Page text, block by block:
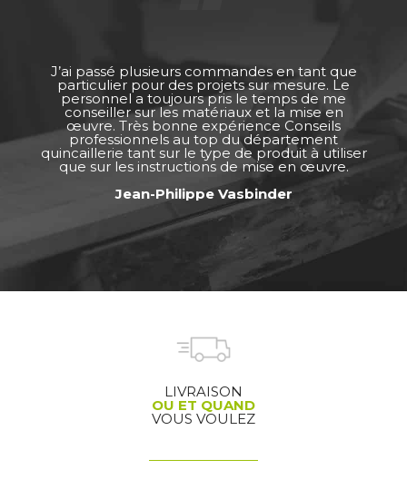
J’ai passé plusieurs commandes en tant que
particulier pour des projets sur mesure. Le
personnel a toujours pris le temps de me
conseiller sur les matériaux et la mise en
œuvre. Très bonne expérience Conseils
professionnels au top du département
quincaillerie tant sur le type de produit à utiliser
que sur les instructions de mise en œuvre.
Jean-Philippe Vasbinder
LIVRAISON
OU ET QUAND
VOUS VOULEZ